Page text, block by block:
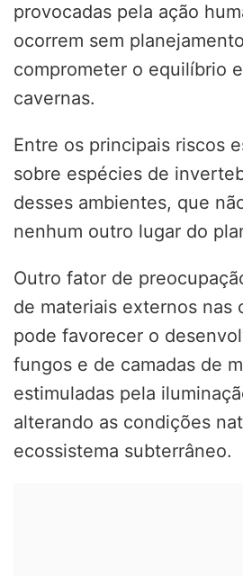
provocadas pela ação
ocorrem sem
comprometer o equilíbrio
cavernas.
Entre os principais riscos
sobre espécies de
desses ambientes, que
nenhum outro lugar do
Outro fator de
de materiais externos nas
pode favorecer o
fungos e de camadas de
estimuladas pela
alterando as condições
ecossistema subterrâneo.